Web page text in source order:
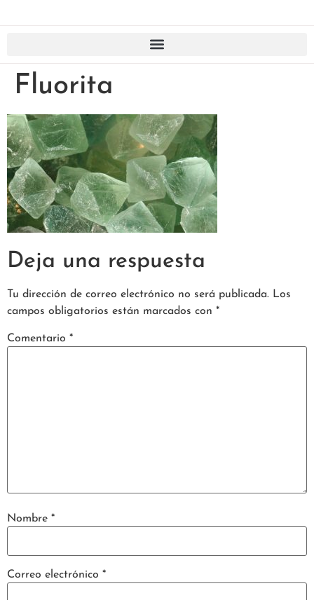
Fluorita
Deja una respuesta
Tu dirección de correo electrónico no será publicada. Los
campos obligatorios están marcados con *
Comentario *
Nombre *
Correo electrónico *